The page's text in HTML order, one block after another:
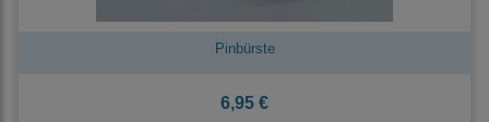
Pinbürste
6,95 €